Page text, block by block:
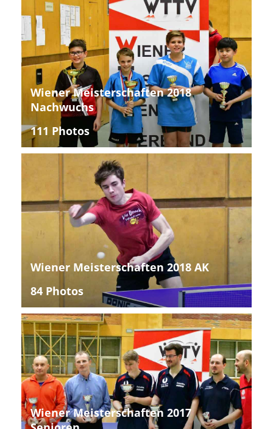
Wiener Meisterschaften 2018
Nachwuchs
111 Photos
Wiener Meisterschaften 2018 AK
84 Photos
Wiener Meisterschaften 2017